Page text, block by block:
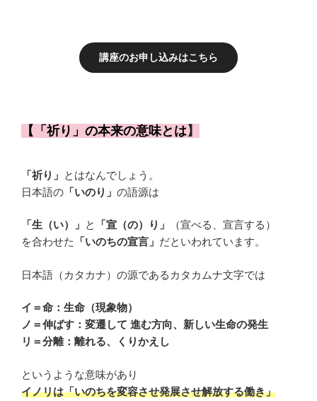
講座のお申し込みはこちら
【「祈り」の本来の意味とは】
「祈り」 とはなんでしょう。
日本語の 「いのり」 の語源は
「生（い）」 と 「宣（の）り」
（宣べる、宣言する）
を合わせた
「いのちの宣言」 だといわれています。
日本語（カタカナ）の源であるカタカムナ文字では
イ＝命：生命（現象物）
ノ＝伸ばす：変遷して 進む方向、新しい生命の発生
リ＝分離：離れる、くりかえし
というような意味があり
イノリは「いのちを変容させ発展させ解放する働き」